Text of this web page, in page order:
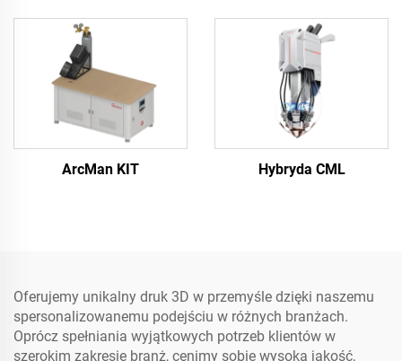
ArcMan KIT Hybryda CML
Oferujemy unikalny druk 3D w przemyśle dzięki naszemu
spersonalizowanemu podejściu w różnych branżach.
Oprócz spełniania wyjątkowych potrzeb klientów w
szerokim zakresie branż, cenimy sobie wysoką jakość,